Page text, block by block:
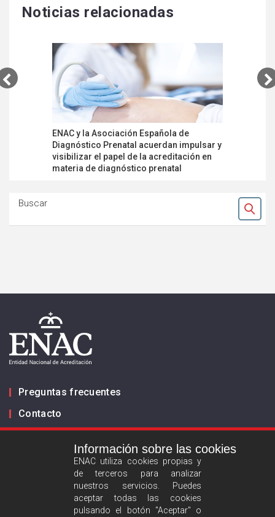
Noticias relacionadas
ENAC y la Asociación Española de
Diagnóstico Prenatal acuerdan impulsar y
visibilizar el papel de la acreditación en
materia de diagnóstico prenatal
Buscar
Ok
Preguntas frecuentes
Contacto
Información sobre las cookies
ENAC utiliza cookies propias y
de terceros para analizar
nuestros servicios. Puedes
aceptar todas las cookies
pulsando el botón "Aceptar" o